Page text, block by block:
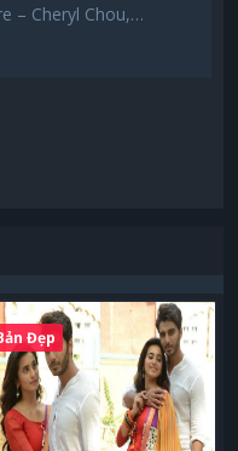
– Cheryl Chou,…
Đẹp